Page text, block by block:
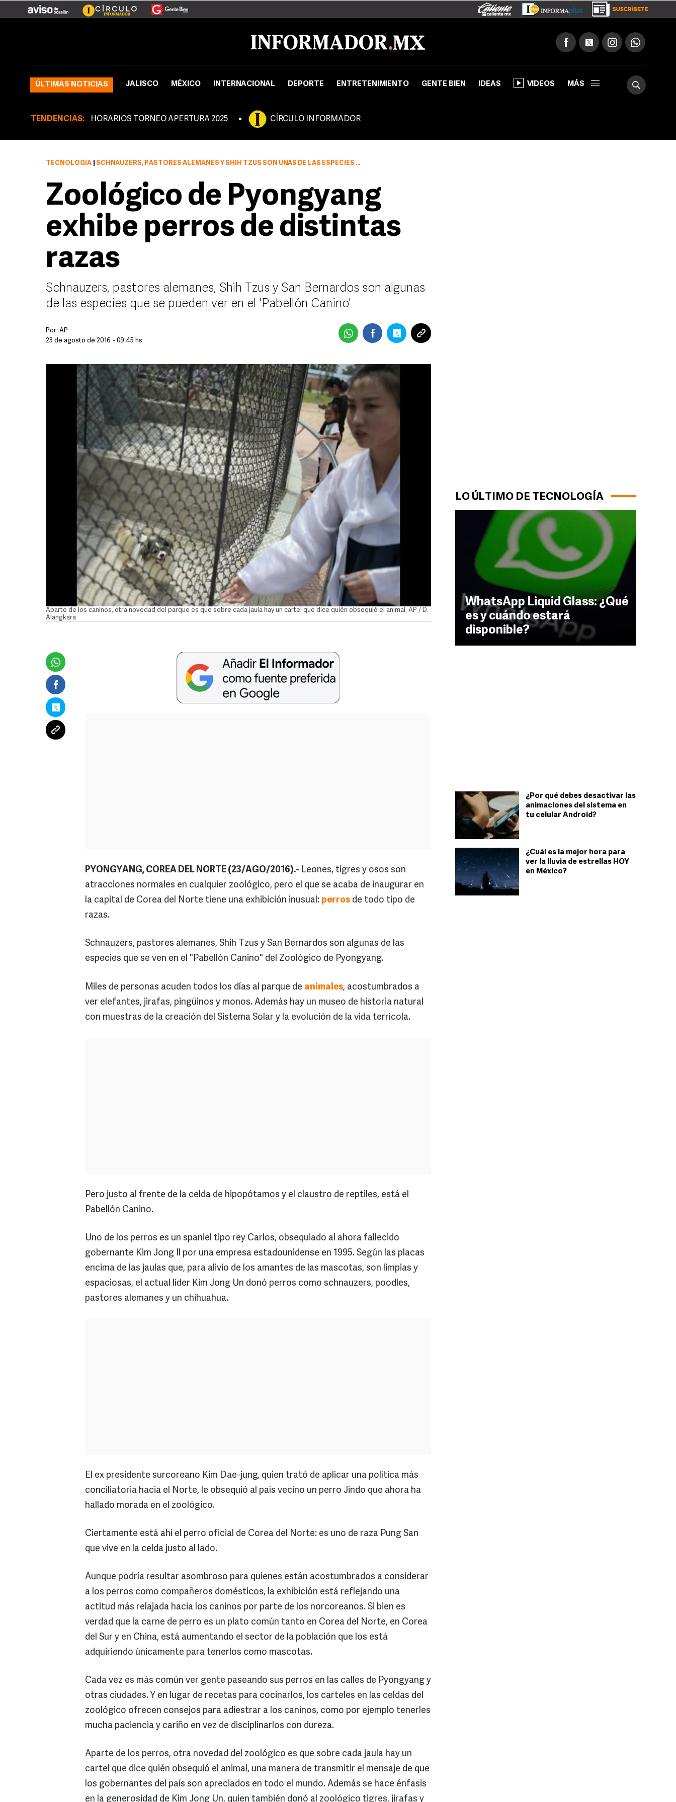
ÚLTIMAS NOTICIAS JALISCO MÉXICO INTERNACIONAL DEPORTE ENTRETENIMIENTO GENTE BIEN IDEAS VIDEOS MÁS
TENDENCIAS: HORARIOS TORNEO APERTURA 2025 CÍRCULO INFORMADOR
LO ÚLTIMO DE TECNOLOGÍA
WhatsApp Liquid Glass: ¿Qué
es y cuándo estará
disponible?
¿Por qué debes desactivar las
animaciones del sistema en
tu celular Android?
¿Cuál es la mejor hora para
ver la lluvia de estrellas HOY
en México?
TECNOLOGÍA SCHNAUZERS, PASTORES ALEMANES Y SHIH TZUS SON UNAS DE LAS ESPECIES EN EXHIBICIÓN
Zoológico de Pyongyang
exhibe perros de distintas
razas
Schnauzers, pastores alemanes, Shih Tzus y San Bernardos son algunas
de las especies que se pueden ver en el 'Pabellón Canino'
Por: AP
23 de agosto de 2016 - 09:45 hs
Aparte de los caninos, otra novedad del parque es que sobre cada jaula hay un cartel que dice quién obsequió el animal. AP / D.
Alangkara
PYONGYANG, COREA DEL NORTE (23/AGO/2016).- Leones, tigres y osos son
atracciones normales en cualquier zoológico, pero el que se acaba de inaugurar en
la capital de Corea del Norte tiene una exhibición inusual: perros de todo tipo de
razas.
Schnauzers, pastores alemanes, Shih Tzus y San Bernardos son algunas de las
especies que se ven en el "Pabellón Canino" del Zoológico de Pyongyang.
Miles de personas acuden todos los días al parque de animales, acostumbrados a
ver elefantes, jirafas, pingüinos y monos. Además hay un museo de historia natural
con muestras de la creación del Sistema Solar y la evolución de la vida terrícola.
Pero justo al frente de la celda de hipopótamos y el claustro de reptiles, está el
Pabellón Canino.
Uno de los perros es un spaniel tipo rey Carlos, obsequiado al ahora fallecido
gobernante Kim Jong Il por una empresa estadounidense en 1995. Según las placas
encima de las jaulas que, para alivio de los amantes de las mascotas, son limpias y
espaciosas, el actual líder Kim Jong Un donó perros como schnauzers, poodles,
pastores alemanes y un chihuahua.
El ex presidente surcoreano Kim Dae-jung, quien trató de aplicar una política más
conciliatoria hacia el Norte, le obsequió al país vecino un perro Jindo que ahora ha
hallado morada en el zoológico.
Ciertamente está ahí el perro oficial de Corea del Norte: es uno de raza Pung San
que vive en la celda justo al lado.
Aunque podría resultar asombroso para quienes están acostumbrados a considerar
a los perros como compañeros domésticos, la exhibición está reflejando una
actitud más relajada hacia los caninos por parte de los norcoreanos. Si bien es
verdad que la carne de perro es un plato común tanto en Corea del Norte, en Corea
del Sur y en China, está aumentando el sector de la población que los está
adquiriendo únicamente para tenerlos como mascotas.
Cada vez es más común ver gente paseando sus perros en las calles de Pyongyang y
otras ciudades. Y en lugar de recetas para cocinarlos, los carteles en las celdas del
zoológico ofrecen consejos para adiestrar a los caninos, como por ejemplo tenerles
mucha paciencia y cariño en vez de disciplinarlos con dureza.
Aparte de los perros, otra novedad del zoológico es que sobre cada jaula hay un
cartel que dice quién obsequió el animal, una manera de transmitir el mensaje de que
los gobernantes del país son apreciados en todo el mundo. Además se hace énfasis
en la generosidad de Kim Jong Un, quien también donó al zoológico tigres, jirafas y